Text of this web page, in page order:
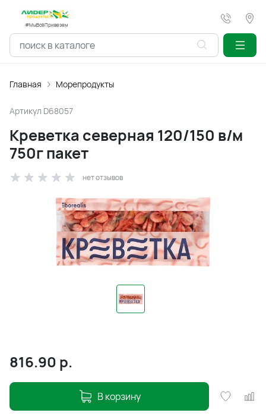
#МыВсёПривезем
Главная Морепродукты
Артикул D68057
Креветка северная 120/150 в/м
750г пакет
нет отзывов
816.90 р.
В корзину